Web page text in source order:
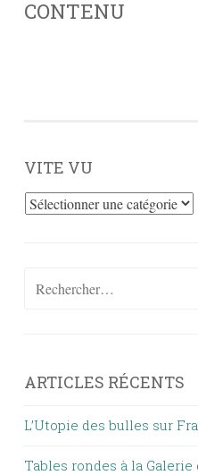
CONTENU
VITE VU
Vite
Rechercher :
ARTICLES RÉCENTS
L’Utopie des bulles sur
Tables rondes à la Galerie